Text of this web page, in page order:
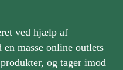
ved hjælp af
en masse online outlets
og tager imod